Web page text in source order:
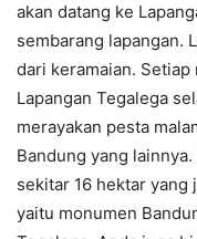
akan datang ke
sembarang lapangan.
dari keramaian.
Lapangan Tegalega
merayakan pesta
Bandung yang
sekitar 16 hektar yang
yaitu monumen